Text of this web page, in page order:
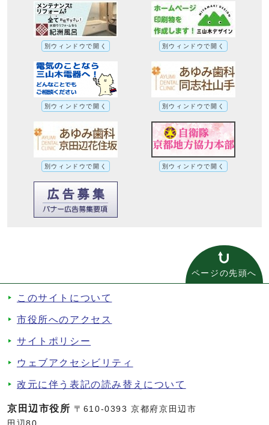
別ウィンドウで開く 別ウィンドウで開く
別ウィンドウで開く 別ウィンドウで開く
別ウィンドウで開く 別ウィンドウで開く
ページの先頭へ
このサイトについて
市役所へのアクセス
サイトポリシー
ウェブアクセシビリティ
改元に伴う表記の読み替えについて
京田辺市役所 〒610-0393 京都府京田辺市